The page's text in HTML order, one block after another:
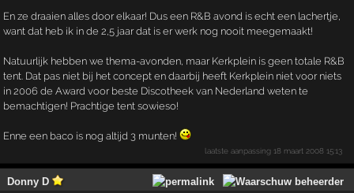
En ze draaien alles door elkaar! Dus een R&B avond is echt een lachertje,
want dat heb ik in de 2,5 jaar dat is er werk nog nooit meegemaakt!
Natuurlijk hebben we thema-avonden, maar Kerkplein is geen totale R&B
tent. Dat pas niet bij het concept en daarbij heeft Kerkplein niet voor niets
in 2006 de Award voor beste Discotheek van Nederland weten te
bemachtigen! Prachtige tent sowieso!
Enne een baco is nog altijd 3 munten!
laatste aanpassing18 maart 2008 15:13
Donny D